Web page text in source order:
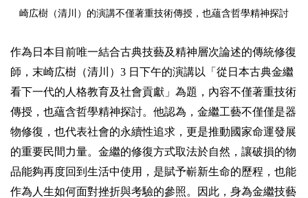
崎広樹（清川）的演講不僅著重技術傳授，也蘊含哲學精神探討
作為日本目前唯一結合古典技藝及精神層次論述的傳統修復
師，末崎広樹（清川）3 日下午的演講以「從日本古典金繼
看下一代的人格教育及社會貢獻」為題，內容不僅著重技術
傳授，也蘊含哲學精神探討。他認為，金繼工藝不僅僅是器
物修復，也代表社會的永續性追求，更是推動國家命運發展
的重要民間力量。金繼的修復方式取法於自然，讓破損的物
品能夠再度回到生活中使用，是賦予嶄新生命的歷程，也能
作為人生如何面對挫折與考驗的參照。因此，身為金繼技藝